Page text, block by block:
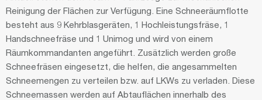
Reinigung der Flächen zur Verfügung. Eine Schneeräumflotte
besteht aus 9 Kehrblasgeräten, 1 Hochleistungsfräse, 1
Handschneefräse und 1 Unimog und wird von einem
Räumkommandanten angeführt. Zusätzlich werden große
Schneefräsen eingesetzt, die helfen, die angesammelten
Schneemengen zu verteilen bzw. auf LKWs zu verladen. Diese
Schneemassen werden auf Abtauflächen innerhalb des